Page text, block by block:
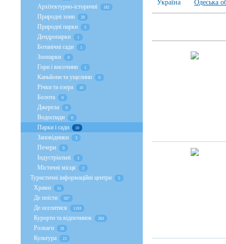
Україна Одеська
Архітектурно-історичні 182
Природні зони 29
Природні парки 5
Дендропарки 1
Ботанічні сади 1
Зоопарки 0
Гори і височини 1
Каньйони та ущелини 0
Річки та озера 10
Болота 0
Джерела 0
Водоспади 0
Парки і сади 10
Заповідники 3
Печери 0
Індустріальні 3
Містичні місця 2
Туристичні інформаційні центри 5
Храми 51
Де поїсти 507
Де оселитися 1193
Курорти та відпочинок 283
Розваги 28
Культура 23